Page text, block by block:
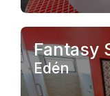
Fantasy
Edén